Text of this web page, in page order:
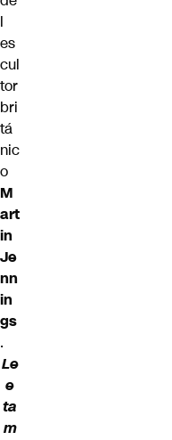
l
es
cul
tor
bri
tá
nic
o
M
art
in
Je
nn
in
gs
.
Le
e
ta
m